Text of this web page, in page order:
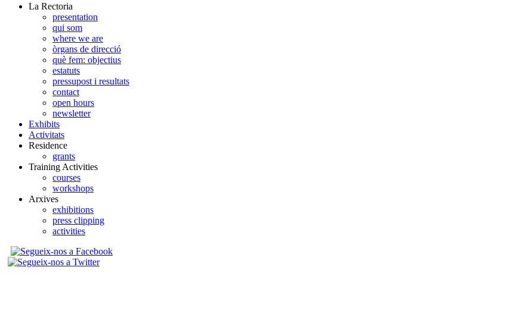
La Rectoria
presentation
qui som
where we are
òrgans de direcció
què fem: objectius
estatuts
pressupost i resultats
contact
open hours
newsletter
Exhibits
Activitats
Residence
grants
Training Activities
courses
workshops
Arxives
exhibitions
press clipping
activities